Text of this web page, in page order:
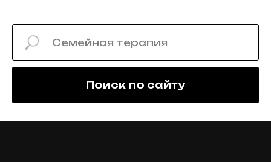
Поиск по сайту